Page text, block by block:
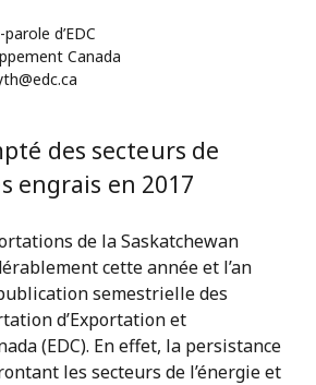
d’EDC
Canada
des secteurs de
engrais en 2017
de la Saskatchewan
cette année et l’an
semestrielle des
d’Exportation et
(EDC). En effet, la persistance
les secteurs de l’énergie et